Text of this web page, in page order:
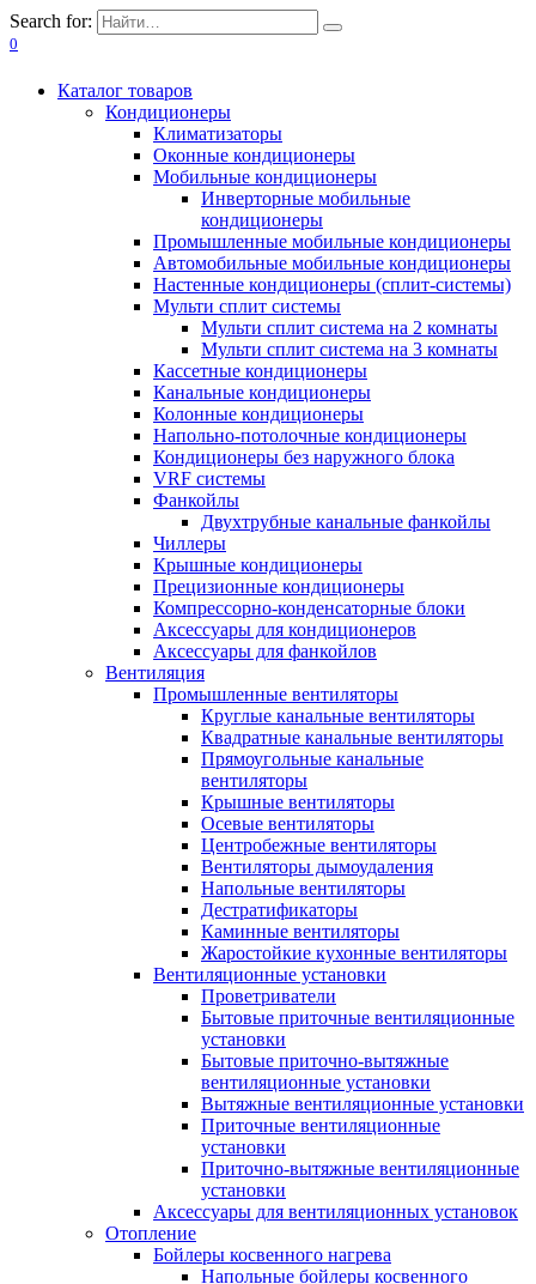
Search for:
0
Каталог товаров
Кондиционеры
Климатизаторы
Оконные кондиционеры
Мобильные кондиционеры
Инверторные мобильные
кондиционеры
Промышленные мобильные кондиционеры
Автомобильные мобильные кондиционеры
Настенные кондиционеры (сплит-системы)
Мульти сплит системы
Мульти сплит система на 2 комнаты
Мульти сплит система на 3 комнаты
Кассетные кондиционеры
Канальные кондиционеры
Колонные кондиционеры
Напольно-потолочные кондиционеры
Кондиционеры без наружного блока
VRF системы
Фанкойлы
Двухтрубные канальные фанкойлы
Чиллеры
Крышные кондиционеры
Прецизионные кондиционеры
Компрессорно-конденсаторные блоки
Аксессуары для кондиционеров
Аксессуары для фанкойлов
Вентиляция
Промышленные вентиляторы
Круглые канальные вентиляторы
Квадратные канальные вентиляторы
Прямоугольные канальные
вентиляторы
Крышные вентиляторы
Осевые вентиляторы
Центробежные вентиляторы
Вентиляторы дымоудаления
Напольные вентиляторы
Дестратификаторы
Каминные вентиляторы
Жаростойкие кухонные вентиляторы
Вентиляционные установки
Проветриватели
Бытовые приточные вентиляционные
установки
Бытовые приточно-вытяжные
вентиляционные установки
Вытяжные вентиляционные установки
Приточные вентиляционные
установки
Приточно-вытяжные вентиляционные
установки
Аксессуары для вентиляционных установок
Отопление
Бойлеры косвенного нагрева
Напольные бойлеры косвенного